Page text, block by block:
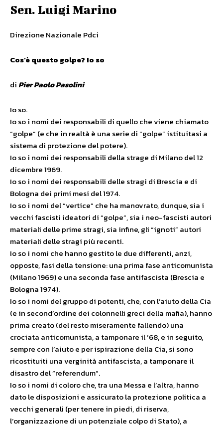
Sen. Luigi Marino
Direzione Nazionale Pdci
Cos’è questo golpe? Io so
diPier Paolo Pasolini
Io so.
Io so i nomi dei responsabili di quello che viene chiamato
“golpe” (e che in realtà è una serie di “golpe” istituitasi a
sistema di protezione del potere).
Io so i nomi dei responsabili della strage di Milano del 12
dicembre 1969.
Io so i nomi dei responsabili delle stragi di Brescia e di
Bologna dei primi mesi del 1974.
Io so i nomi del “vertice” che ha manovrato, dunque, sia i
vecchi fascisti ideatori di “golpe”, sia i neo-fascisti autori
materiali delle prime stragi, sia infine, gli “ignoti” autori
materiali delle stragi più recenti.
Io so i nomi che hanno gestito le due differenti, anzi,
opposte, fasi della tensione: una prima fase anticomunista
(Milano 1969) e una seconda fase antifascista (Brescia e
Bologna 1974).
Io so i nomi del gruppo di potenti, che, con l’aiuto della Cia
(e in second’ordine dei colonnelli greci della mafia), hanno
prima creato (del resto miseramente fallendo) una
crociata anticomunista, a tamponare il ’68, e in seguito,
sempre con l’aiuto e per ispirazione della Cia, si sono
ricostituiti una verginità antifascista, a tamponare il
disastro del “referendum”.
Io so i nomi di coloro che, tra una Messa e l’altra, hanno
dato le disposizioni e assicurato la protezione politica a
vecchi generali (per tenere in piedi, di riserva,
l’organizzazione di un potenziale colpo di Stato), a